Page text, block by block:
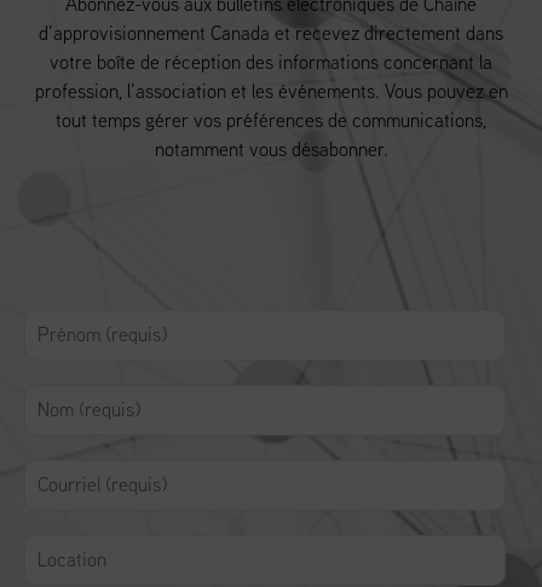
d’approvisionnement Canada et recevez directement dans
votre boîte de réception des informations concernant la
profession, l’association et les événements. Vous pouvez en
tout temps gérer vos préférences de communications,
notamment vous désabonner.